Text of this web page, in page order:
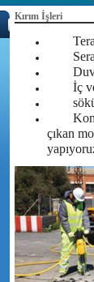
Kırım İşleri
İç
çıkan